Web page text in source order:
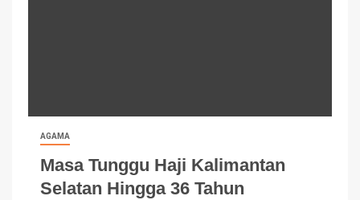
AGAMA
Masa Tunggu Haji Kalimantan
Selatan Hingga 36 Tahun